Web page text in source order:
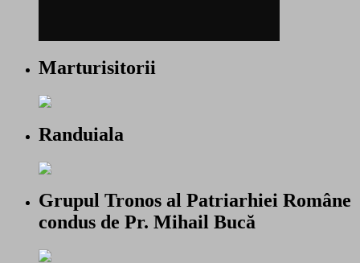
Marturisitorii
Randuiala
Grupul Tronos al Patriarhiei Române
condus de Pr. Mihail Bucă